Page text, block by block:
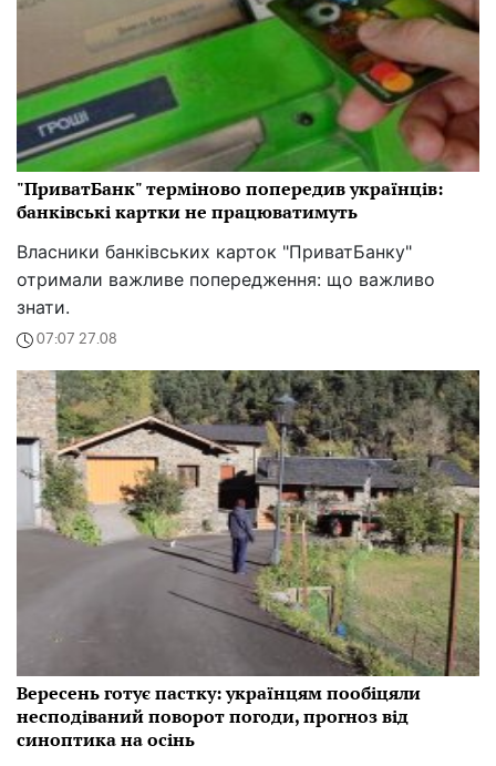
"ПриватБанк" терміново попередив українців:
банківські картки не працюватимуть
Власники банківських карток "ПриватБанку"
отримали важливе попередження: що важливо
знати.
07:07 27.08
Вересень готує пастку: українцям пообіцяли
несподіваний поворот погоди, прогноз від
синоптика на осінь